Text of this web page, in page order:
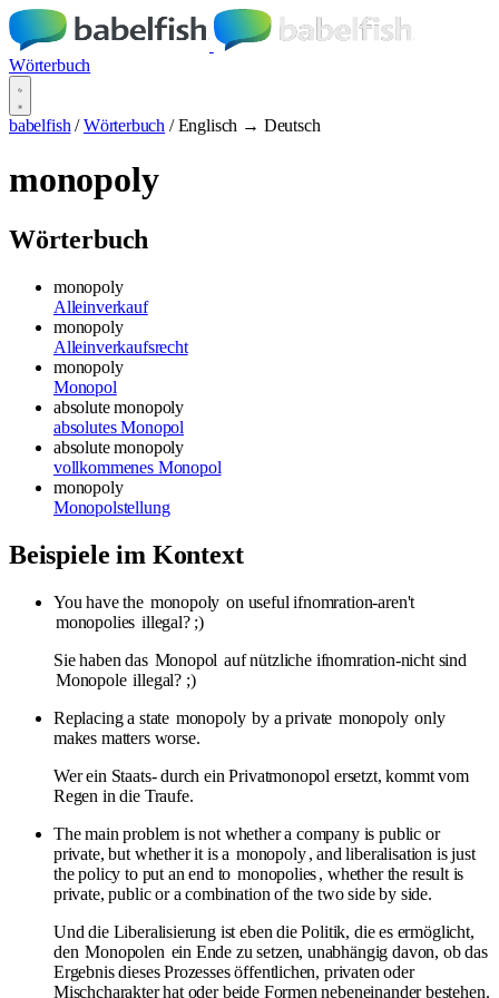
Wörterbuch
babelfish / Wörterbuch / Englisch → Deutsch
monopoly
Wörterbuch
monopoly
Alleinverkauf
monopoly
Alleinverkaufsrecht
monopoly
Monopol
absolute monopoly
absolutes Monopol
absolute monopoly
vollkommenes Monopol
monopoly
Monopolstellung
Beispiele im Kontext
You have the monopoly on useful ifnomration-aren't
monopolies illegal? ;)
Sie haben das Monopol auf nützliche ifnomration-nicht sind
Monopole illegal? ;)
Replacing a state monopoly by a private monopoly only
makes matters worse.
Wer ein Staats- durch ein Privatmonopol ersetzt, kommt vom
Regen in die Traufe.
The main problem is not whether a company is public or
private, but whether it is a monopoly , and liberalisation is just
the policy to put an end to monopolies, whether the result is
private, public or a combination of the two side by side.
Und die Liberalisierung ist eben die Politik, die es ermöglicht,
den Monopolen ein Ende zu setzen, unabhängig davon, ob das
Ergebnis dieses Prozesses öffentlichen, privaten oder
Mischcharakter hat oder beide Formen nebeneinander bestehen.